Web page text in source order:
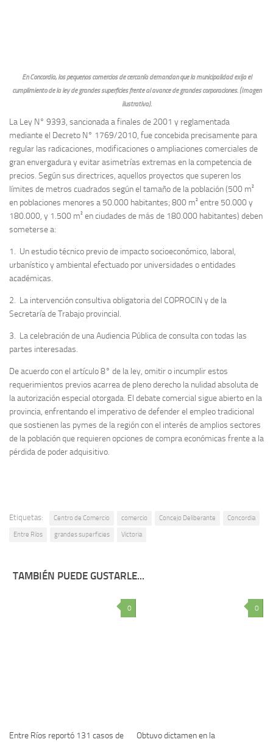
En Concordia, los pequeños comercios de cercanía demandan que la municipalidad exija el
cumplimiento de la ley de grandes superficies frente al avance de grandes corporaciones. (Imagen
ilustrativa).
La Ley N° 9393, sancionada a finales de 2001 y reglamentada
mediante el Decreto N° 1769/2010, fue concebida precisamente para
regular las radicaciones, modificaciones o ampliaciones comerciales de
gran envergadura y evitar asimetrías extremas en la competencia de
precios. Según sus directrices, aquellos proyectos que superen los
límites de metros cuadrados según el tamaño de la población (500 m²
en poblaciones menores a 50.000 habitantes; 800 m² entre 50.000 y
180.000, y 1.500 m² en ciudades de más de 180.000 habitantes) deben
someterse a:
1. Un estudio técnico previo de impacto socioeconómico, laboral,
urbanístico y ambiental efectuado por universidades o entidades
académicas.
2. La intervención consultiva obligatoria del COPROCIN y de la
Secretaría de Trabajo provincial.
3. La celebración de una Audiencia Pública de consulta con todas las
partes interesadas.
De acuerdo con el artículo 8° de la ley, omitir o incumplir estos
requerimientos previos acarrea de pleno derecho la nulidad absoluta de
la autorización especial otorgada. El debate comercial sigue abierto en la
provincia, enfrentando el imperativo de defender el empleo tradicional
que sostienen las pymes de la región con el interés de amplios sectores
de la población que requieren opciones de compra económicas frente a la
pérdida de poder adquisitivo.
Etiquetas: Centro de Comercio comercio Concejo Deliberante Concordia
Entre Ríos grandes superficies Victoria
TAMBIÉN PUEDE GUSTARLE...
0
Entre Ríos reportó 131 casos de
0
Obtuvo dictamen en la